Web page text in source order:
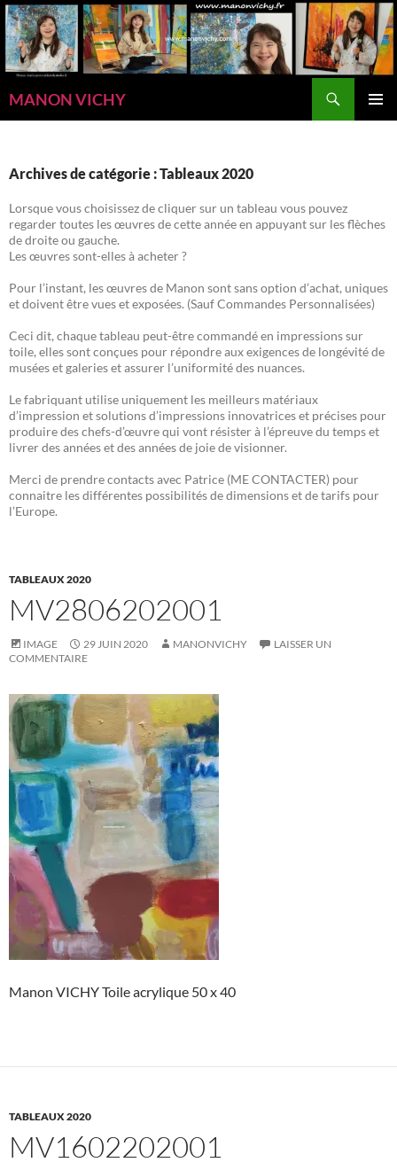
Aller
au
contenu
MANON VICHY
Archives de catégorie : Tableaux 2020
Lorsque vous choisissez de cliquer sur un tableau vous pouvez
regarder toutes les œuvres de cette année en appuyant sur les flèches
de droite ou gauche.
Les œuvres sont-elles à acheter ?
Pour l’instant, les œuvres de Manon sont sans option d’achat, uniques
et doivent être vues et exposées. (Sauf Commandes Personnalisées)
Ceci dit, chaque tableau peut-être commandé en impressions sur
toile, elles sont conçues pour répondre aux exigences de longévité de
musées et galeries et assurer l’uniformité des nuances.
Le fabriquant utilise uniquement les meilleurs matériaux
d’impression et solutions d’impressions innovatrices et précises pour
produire des chefs-d’œuvre qui vont résister à l’épreuve du temps et
livrer des années et des années de joie de visionner.
Merci de prendre contacts avec Patrice (ME CONTACTER) pour
connaitre les différentes possibilités de dimensions et de tarifs pour
l’Europe.
TABLEAUX 2020
MV2806202001
IMAGE 29 JUIN 2020 MANONVICHY
LAISSER UN
COMMENTAIRE
Manon VICHY Toile acrylique 50 x 40
TABLEAUX 2020
MV1602202001